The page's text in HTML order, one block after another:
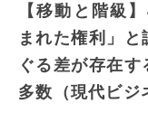
【移動と階級
まれた権利」
ぐる差が存在
多数（現代ビジ